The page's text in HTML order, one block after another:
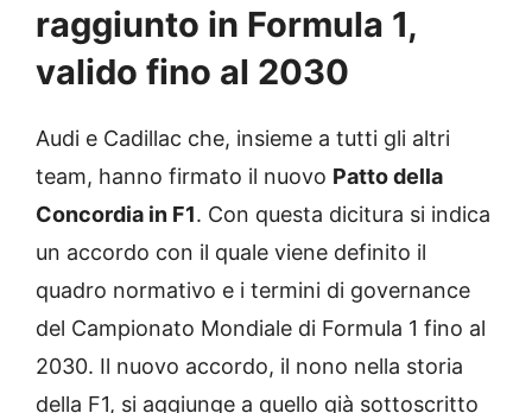
raggiunto in Formula 1,
valido fino al 2030
Audi e Cadillac che, insieme a tutti gli altri
team, hanno firmato il nuovo Patto della
Concordia in F1. Con questa dicitura si indica
un accordo con il quale viene definito il
quadro normativo e i termini di governance
del Campionato Mondiale di Formula 1 fino al
2030. Il nuovo accordo, il nono nella storia
della F1, si aggiunge a quello già sottoscritto